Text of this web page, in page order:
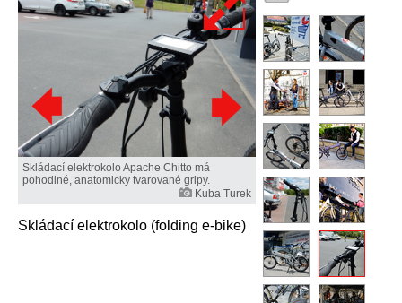
Skládací elektrokolo Apache Chitto má
pohodlné, anatomicky tvarované gripy.
Kuba Turek
Skládací elektrokolo (folding e-bike)